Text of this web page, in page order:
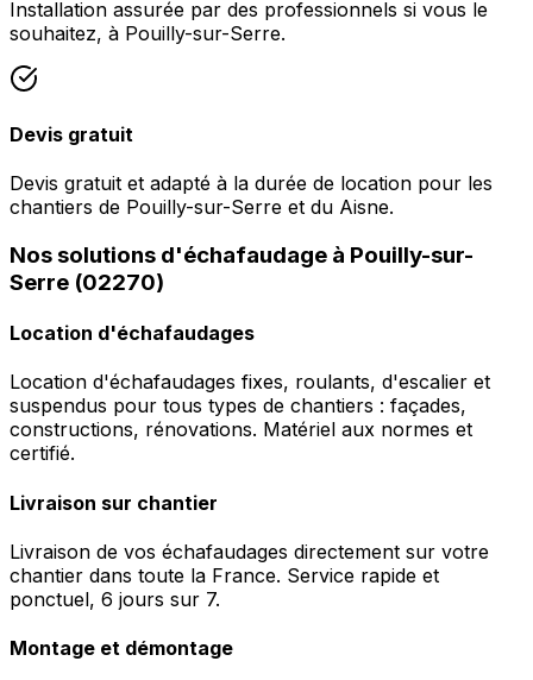
Installation assurée par des professionnels si vous le
souhaitez, à Pouilly-sur-Serre.
Devis gratuit
Devis gratuit et adapté à la durée de location pour les
chantiers de Pouilly-sur-Serre et du Aisne.
Nos solutions d'échafaudage à Pouilly-sur-
Serre (02270)
Location d'échafaudages
Location d'échafaudages fixes, roulants, d'escalier et
suspendus pour tous types de chantiers : façades,
constructions, rénovations. Matériel aux normes et
certifié.
Livraison sur chantier
Livraison de vos échafaudages directement sur votre
chantier dans toute la France. Service rapide et
ponctuel, 6 jours sur 7.
Montage et démontage